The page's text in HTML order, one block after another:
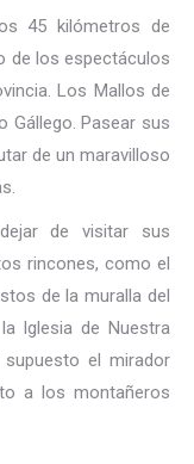
45 kilómetros de
de los espectáculos
Los Mallos de
Gállego. Pasear sus
de un maravilloso
de visitar sus
rincones, como el
de la muralla del
Iglesia de Nuestra
el mirador
a los montañeros